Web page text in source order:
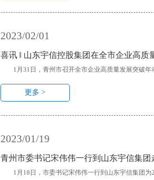
2023/02/01
喜讯 ‖ 山东宇信控股集团在全市企业高
1月31日，青州市召开全市企业高质量发展突破年
更多 >
2023/01/19
青州市委书记宋伟伟一行到山东宇信集团
1月18日，市委书记宋伟伟一行到山东宇信集团为